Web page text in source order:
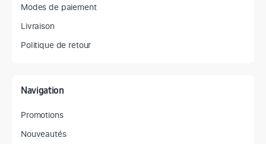
Modes de paiement
Livraison
Politique de retour
Navigation
Promotions
Nouveautés